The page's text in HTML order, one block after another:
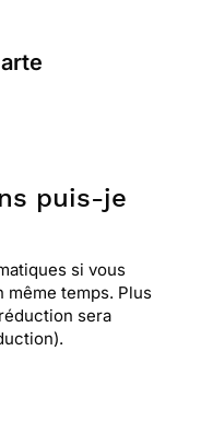
beaucoup l'esprit
.
puis-je
si vous
même temps. Plus
sera